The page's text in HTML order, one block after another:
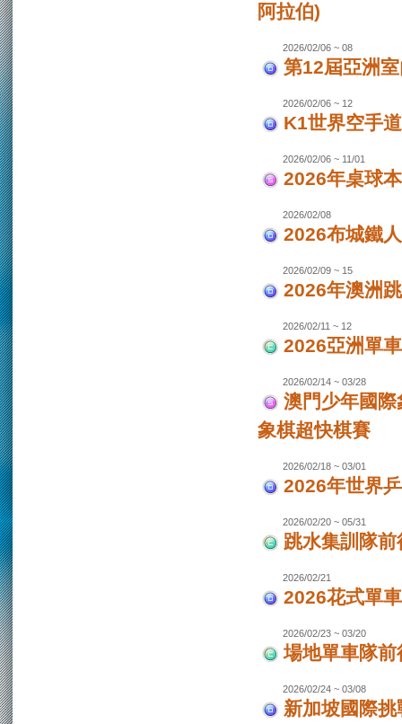
阿拉伯)
2026/02/06 ~ 08
第12屆亞洲
2026/02/06 ~ 12
K1世界空手
2026/02/06 ~ 11/01
2026年桌球
2026/02/08
2026布城鐵
2026/02/09 ~ 15
2026年澳洲
2026/02/11 ~ 12
2026亞洲單
2026/02/14 ~ 03/28
澳門少年國
象棋超快棋賽
2026/02/18 ~ 03/01
2026年世界
2026/02/20 ~ 05/31
跳水集訓隊
2026/02/21
2026花式單
2026/02/23 ~ 03/20
場地單車隊
2026/02/24 ~ 03/08
新加坡國際